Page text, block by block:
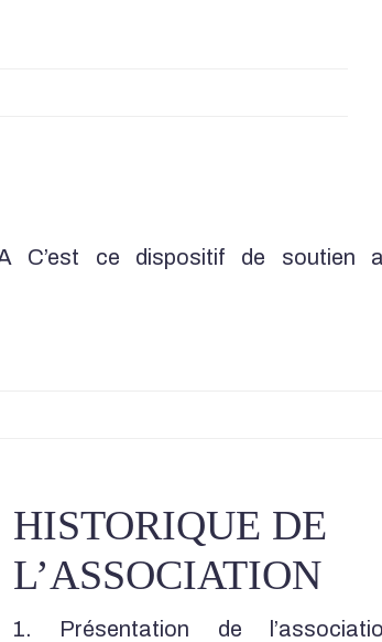
C’est ce dispositif de soutien
HISTORIQUE DE
L’ASSOCIATION
1. Présentation de